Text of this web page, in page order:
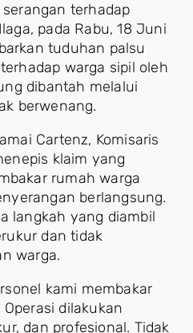
terhadap
pada Rabu, 18 Juni
tuduhan palsu
warga sipil oleh
dibantah melalui
berwenang.
Cartenz, Komisaris
klaim yang
rumah warga
berlangsung.
langkah yang diambil
dan tidak
warga.
kami membakar
dilakukan
dan profesional. Tidak